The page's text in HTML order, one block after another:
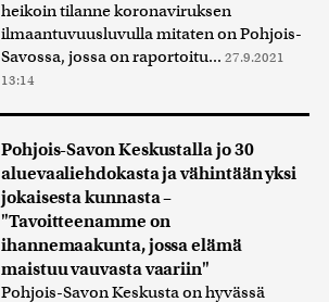
heikoin tilanne koronaviruksen
ilmaantuvuusluvulla mitaten on Pohjois-
Savossa, jossa on raportoitu... 27.9.2021
13:14
Pohjois-Savon Keskustalla jo 30
aluevaaliehdokasta ja vähintään yksi
jokaisesta kunnasta –
"Tavoitteenamme on
ihannemaakunta, jossa elämä
maistuu vauvasta vaariin"
Pohjois-Savon Keskusta on hyvässä